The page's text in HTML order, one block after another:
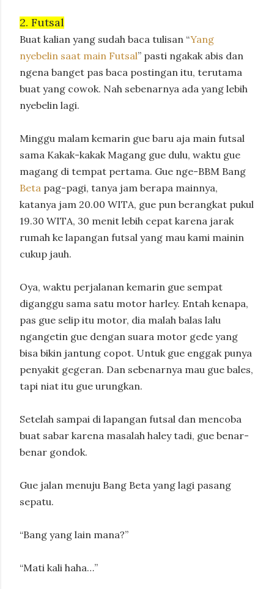
2. Futsal
Buat kalian yang sudah baca tulisan “Yang
nyebelin saat main Futsal” pasti ngakak abis dan
ngena banget pas baca postingan itu, terutama
buat yang cowok. Nah sebenarnya ada yang lebih
nyebelin lagi.
Minggu malam kemarin gue baru aja main futsal
sama Kakak-kakak Magang gue dulu, waktu gue
magang di tempat pertama. Gue nge-BBM Bang
Beta pag-pagi, tanya jam berapa mainnya,
katanya jam 20.00 WITA, gue pun berangkat pukul
19.30 WITA, 30 menit lebih cepat karena jarak
rumah ke lapangan futsal yang mau kami mainin
cukup jauh.
Oya, waktu perjalanan kemarin gue sempat
diganggu sama satu motor harley. Entah kenapa,
pas gue selip itu motor, dia malah balas lalu
ngangetin gue dengan suara motor gede yang
bisa bikin jantung copot. Untuk gue enggak punya
penyakit gegeran. Dan sebenarnya mau gue bales,
tapi niat itu gue urungkan.
Setelah sampai di lapangan futsal dan mencoba
buat sabar karena masalah haley tadi, gue benar-
benar gondok.
Gue jalan menuju Bang Beta yang lagi pasang
sepatu.
“Bang yang lain mana?”
“Mati kali haha…”